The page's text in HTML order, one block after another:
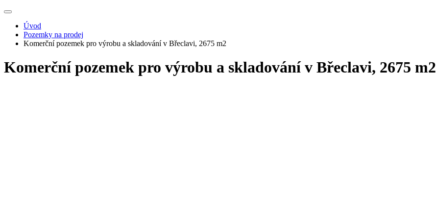
Úvod
Pozemky na prodej
Komerční pozemek pro výrobu a skladování v Břeclavi, 2675 m2
Komerční pozemek pro výrobu a skladování v Břeclavi, 2675 m2